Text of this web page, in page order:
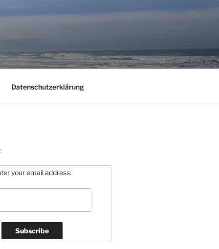
Datenschutzerklärung
your email address: